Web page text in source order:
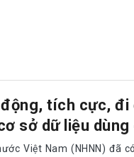
tích cực, đi
sở dữ liệu dùng
Việt Nam (NHNN) đã